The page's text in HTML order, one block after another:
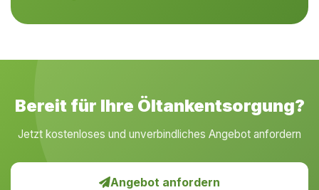
Bereit für Ihre Öltankentsorgung?
Jetzt kostenloses und unverbindliches Angebot anfordern
Angebot anfordern